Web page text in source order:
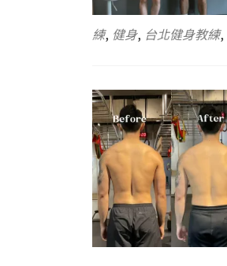
練, 健身, 台北健身教練,